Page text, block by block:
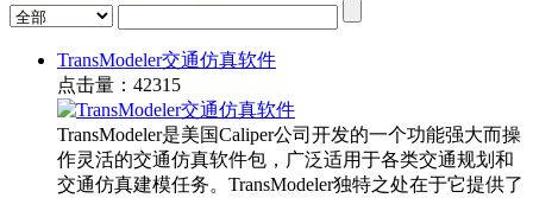
TransModeler交通仿真软件
点击量：42315
TransModeler是美国Caliper公司开发的一个功能强大而操
作灵活的交通仿真软件包，广泛适用于各类交通规划和
交通仿真建模任务。TransModeler独特之处在于它提供了